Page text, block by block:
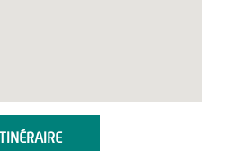
ITINÉRAIRE